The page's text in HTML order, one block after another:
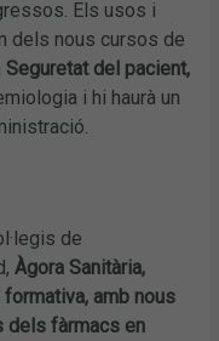
Els usos i
dels nous cursos de
Seguretat del pacient,
i hi haurà un
de
Àgora Sanitària,
amb nous
dels fàrmacs en